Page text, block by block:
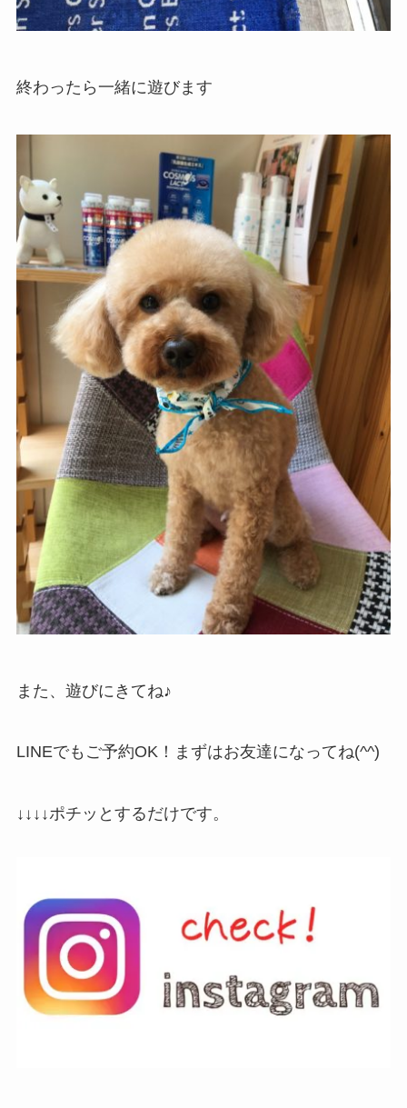
終わったら一緒に遊びます
また、遊びにきてね♪
LINEでもご予約OK！まずはお友達になってね(^^)
↓↓↓↓ポチッとするだけです。